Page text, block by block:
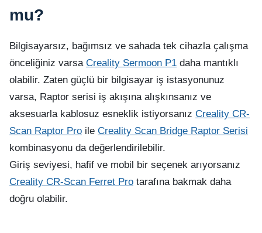
mu?
Bilgisayarsız, bağımsız ve sahada tek cihazla çalışma
önceliğiniz varsa Creality Sermoon P1 daha mantıklı
olabilir. Zaten güçlü bir bilgisayar iş istasyonunuz
varsa, Raptor serisi iş akışına alışkınsanız ve
aksesuarla kablosuz esneklik istiyorsanız Creality CR-
Scan Raptor Pro ile Creality Scan Bridge Raptor Serisi
kombinasyonu da değerlendirilebilir.
Giriş seviyesi, hafif ve mobil bir seçenek arıyorsanız
Creality CR-Scan Ferret Pro tarafına bakmak daha
doğru olabilir.